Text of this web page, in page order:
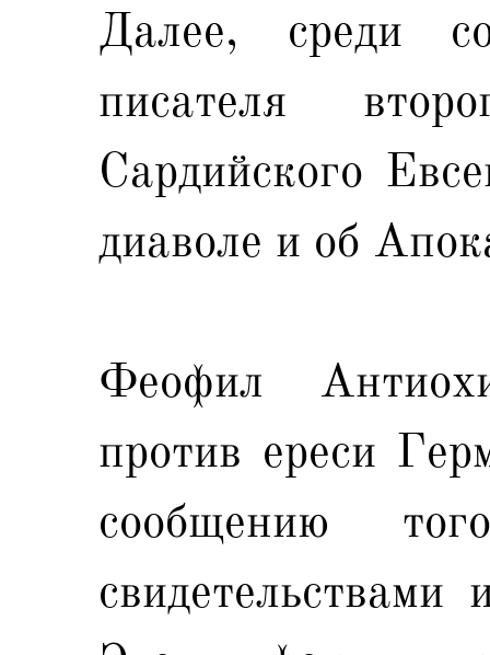
Далее, среди
писателя
Сардийского
диаволе и об
Феофил
против ереси
сообщению